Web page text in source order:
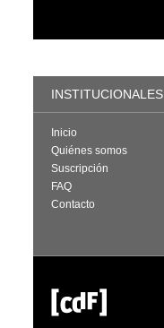
INSTITUCIONALES
Inicio
Quiénes somos
Suscripción
FAQ
Contacto